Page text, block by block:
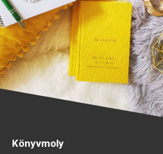
Könyvmoly